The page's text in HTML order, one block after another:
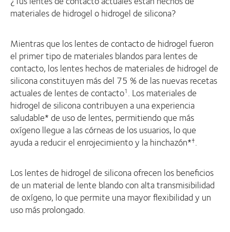
materiales de hidrogel o hidrogel de silicona?
Mientras que los lentes de contacto de hidrogel fueron
el primer tipo de materiales blandos para lentes de
contacto, los lentes hechos de materiales de hidrogel de
silicona constituyen más del 75 % de las nuevas recetas
actuales de lentes de contacto1. Los materiales de
hidrogel de silicona contribuyen a una experiencia
saludable* de uso de lentes, permitiendo que más
oxígeno llegue a las córneas de los usuarios, lo que
ayuda a reducir el enrojecimiento y la hinchazón*†.
Los lentes de hidrogel de silicona ofrecen los beneficios
de un material de lente blando con alta transmisibilidad
de oxígeno, lo que permite una mayor flexibilidad y un
uso más prolongado.